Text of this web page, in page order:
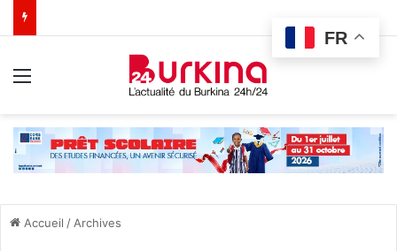
Accueil / Archives
FR